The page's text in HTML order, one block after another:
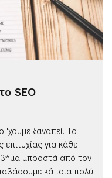
SEO
'χουμε ξαναπεί. To
επιτυχίας για κάθε
βήμα μπροστά από τον
κάποια πολύ